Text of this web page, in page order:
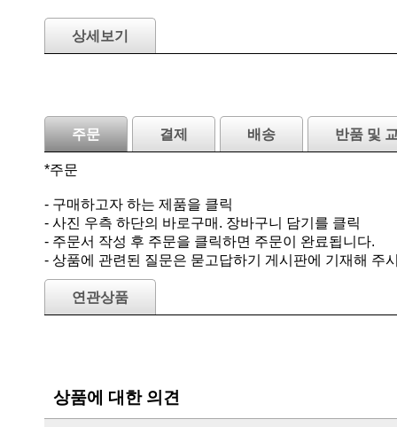
상세보기
주문 결제 배송 반품 및
*주문
- 구매하고자 하는 제품을 클릭
- 사진 우측 하단의 바로구매. 장바구니 담기를 클릭
- 주문서 작성 후 주문을 클릭하면 주문이 완료됩니다.
- 상품에 관련된 질문은 묻고답하기 게시판에 기재해 주
연관상품
상품에 대한 의견